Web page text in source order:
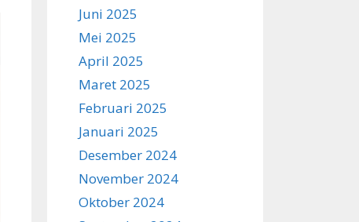
Juni 2025
Mei 2025
April 2025
Maret 2025
Februari 2025
Januari 2025
Desember 2024
November 2024
Oktober 2024